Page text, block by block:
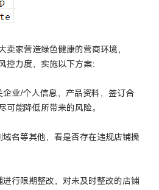
卖家营造绿色健康的营商环境，
控力度，实施以下方案：
业/个人信息，产品资料，签订合
可能降低所带来的风险。
名等其他，看是否存在违规店铺操
行限期整改，对未及时整改的店铺